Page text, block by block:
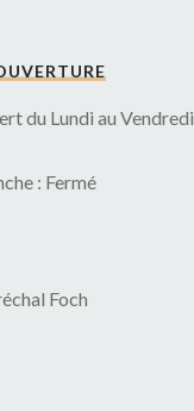
du Lundi au Vendredi
: Fermé
Foch